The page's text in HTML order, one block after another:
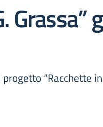
“Racchette